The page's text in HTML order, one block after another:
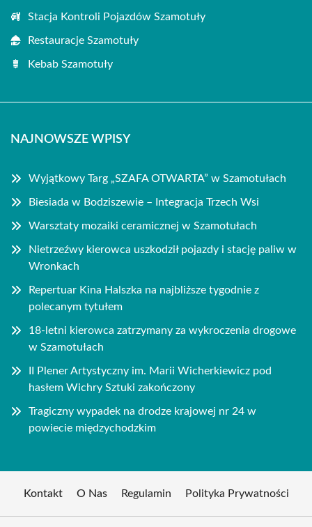
Stacja Kontroli Pojazdów Szamotuły
Restauracje Szamotuły
Kebab Szamotuły
NAJNOWSZE WPISY
Wyjątkowy Targ „SZAFA OTWARTA” w Szamotułach
Biesiada w Bodziszewie – Integracja Trzech Wsi
Warsztaty mozaiki ceramicznej w Szamotułach
Nietrzeźwy kierowca uszkodził pojazdy i stację paliw w
Wronkach
Repertuar Kina Halszka na najbliższe tygodnie z
polecanym tytułem
18-letni kierowca zatrzymany za wykroczenia drogowe
w Szamotułach
II Plener Artystyczny im. Marii Wicherkiewicz pod
hasłem Wichry Sztuki zakończony
Tragiczny wypadek na drodze krajowej nr 24 w
powiecie międzychodzkim
Kontakt O Nas Regulamin Polityka Prywatności